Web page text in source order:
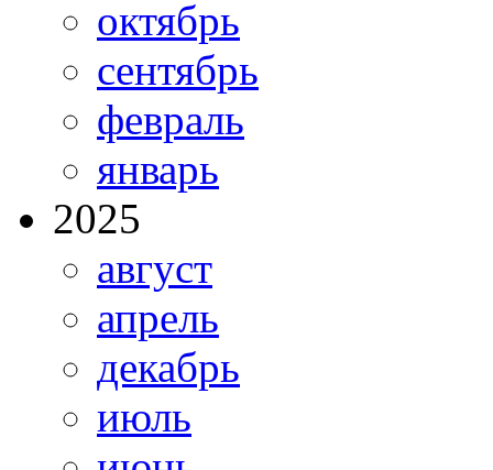
октябрь
сентябрь
февраль
январь
2025
август
апрель
декабрь
июль